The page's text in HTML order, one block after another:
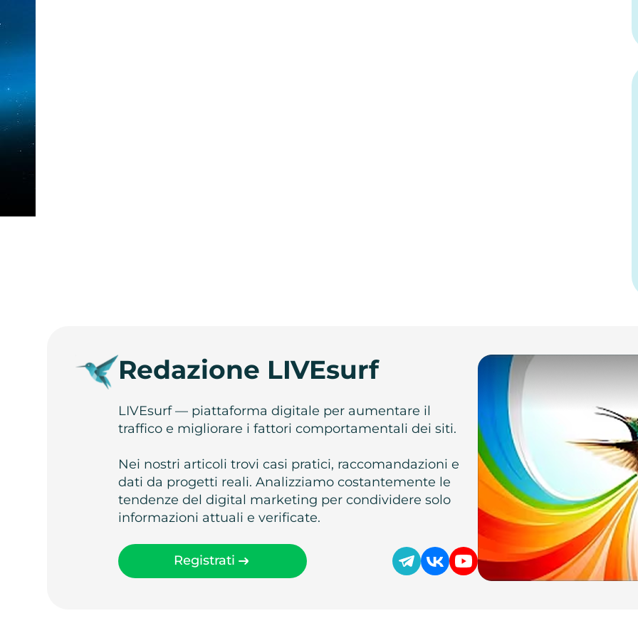
Redazione LIVEsurf
LIVEsurf — piattaforma digitale per aumentare il
traffico e migliorare i fattori comportamentali dei siti.
Nei nostri articoli trovi casi pratici, raccomandazioni e
dati da progetti reali. Analizziamo costantemente le
tendenze del digital marketing per condividere solo
informazioni attuali e verificate.
Registrati